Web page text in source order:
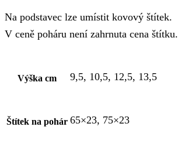
Na podstavec lze umístit kovový štítek.
V ceně poháru není zahrnuta cena štítku.
Výška cm 9,5, 10,5, 12,5, 13,5
Štítek na pohár 65×23, 75×23